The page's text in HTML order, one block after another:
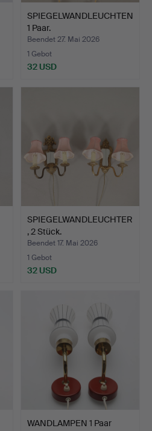
SPIEGELWANDLEUCHTEN
1 Paar.
Beendet 27. Mai 2026
1 Gebot
32 USD
SPIEGELWANDLEUCHTER
, 2 Stück.
Beendet 17. Mai 2026
1 Gebot
32 USD
WANDLAMPEN 1 Paar